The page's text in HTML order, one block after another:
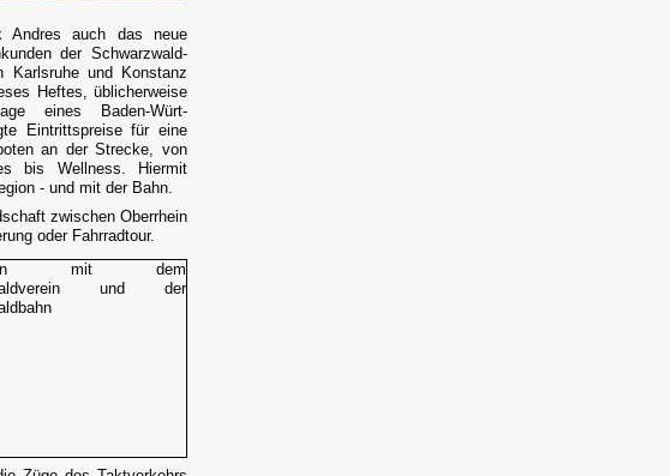
Andres auch das neue
der Schwarzwald-
Karlsruhe und Konstanz
Heftes, üblicherweise
eines Baden-Würt-
Eintrittspreise für eine
an der Strecke, von
bis Wellness. Hiermit
- und mit der Bahn.
zwischen Oberrhein
oder Fahrradtour.